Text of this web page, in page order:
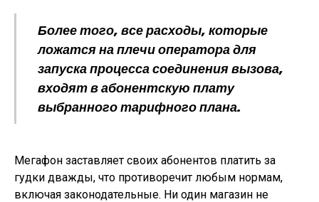
Более того, все расходы, которые
ложатся на плечи оператора для
запуска процесса соединения вызова,
входят в абонентскую плату
выбранного тарифного плана.
Мегафон заставляет своих абонентов платить за
гудки дважды, что противоречит любым нормам,
включая законодательные. Ни один магазин не